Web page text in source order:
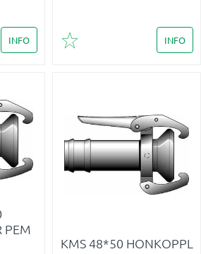
INFO
Lägg till i favoriter
INFO
PEM
KMS 48*50 HONKOPPL